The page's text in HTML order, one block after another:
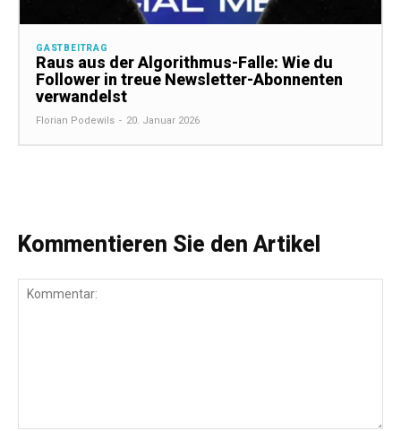
GASTBEITRAG
Raus aus der Algorithmus-Falle: Wie du
Follower in treue Newsletter-Abonnenten
verwandelst
Florian Podewils - 20. Januar 2026
Kommentieren Sie den Artikel